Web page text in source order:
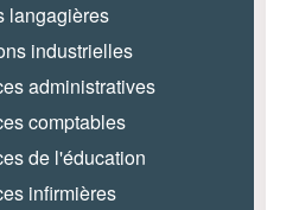
langagières
industrielles
administratives
comptables
de l'éducation
infirmières